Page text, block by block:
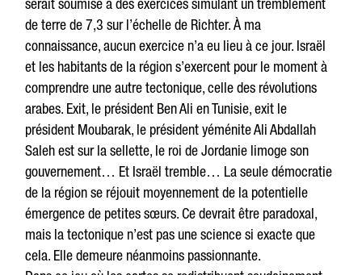
serait soumise à des exercices simulant un tremblement
de terre de 7,3 sur l’échelle de Richter. À ma
connaissance, aucun exercice n’a eu lieu à ce jour. Israël
et les habitants de la région s’exercent pour le moment à
comprendre une autre tectonique, celle des révolutions
arabes. Exit, le président Ben Ali en Tunisie, exit le
président Moubarak, le président yéménite Ali Abdallah
Saleh est sur la sellette, le roi de Jordanie limoge son
gouvernement… Et Israël tremble… La seule démocratie
de la région se réjouit moyennement de la potentielle
émergence de petites sœurs. Ce devrait être paradoxal,
mais la tectonique n’est pas une science si exacte que
cela. Elle demeure néanmoins passionnante.